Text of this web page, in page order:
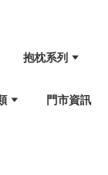
抱枕系列
門市資訊